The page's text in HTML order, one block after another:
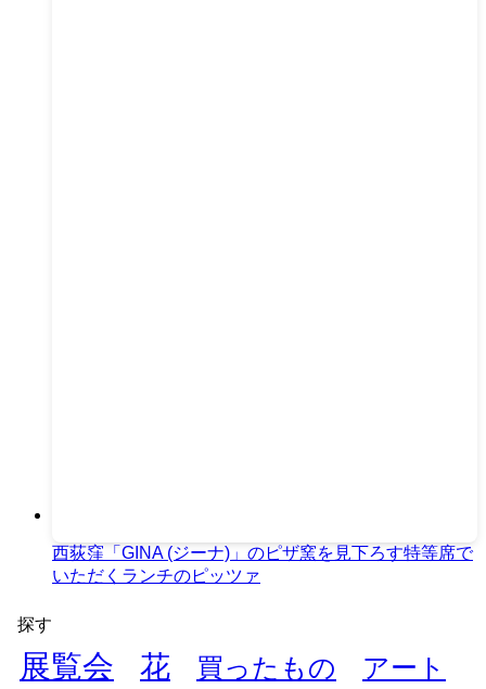
西荻窪「GINA (ジーナ)」のピザ窯を見下ろす特等席で
いただくランチのピッツァ
探す
展覧会 花 買ったもの アート